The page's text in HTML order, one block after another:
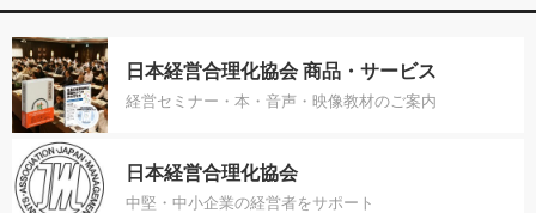
日本経営合理化協会 商品・サービス
経営セミナー・本・音声・映像教材のご案内
日本経営合理化協会
中堅・中小企業の経営者をサポート